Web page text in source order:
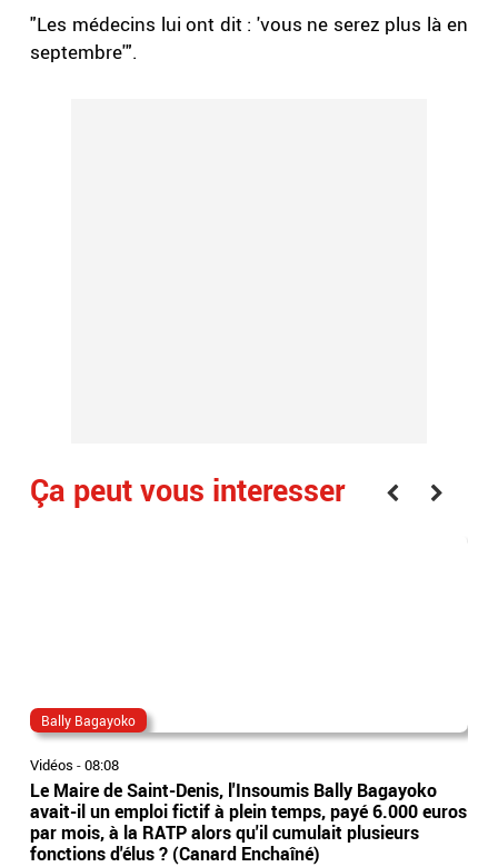
"Les médecins lui ont dit : 'vous ne serez plus là en
septembre'".
Ça peut vous interesser
Bally Bagayoko
Vidéos -08:08
Le Maire de Saint-Denis, l'Insoumis Bally Bagayoko
avait-il un emploi fictif à plein temps, payé 6.000 euros
par mois, à la RATP alors qu'il cumulait plusieurs
fonctions d'élus ? (Canard Enchaîné)